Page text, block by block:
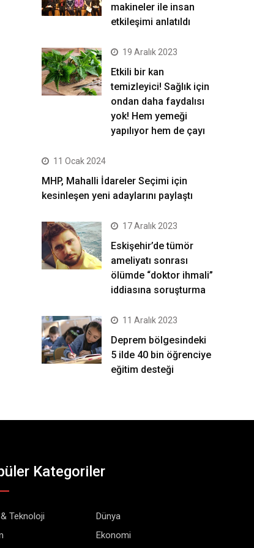
makineler ile insan
etkileşimi anlatıldı
19 Aralık 2023
Etkili bir kan
temizleyici! Sağlık için
ondan daha faydalısı
yok! Hem yemeği
yapılıyor hem de çayı
11 Ocak 2024
MHP, Mahalli İdareler Seçimi için
kesinleşen yeni adaylarını paylaştı
17 Aralık 2023
Eskişehir’de tümör
ameliyatı sonrası
ölümde “doktor ihmali”
iddiasına soruşturma
11 Aralık 2023
Deprem bölgesindeki
5 ilde 40 bin öğrenciye
eğitim desteği
Kategoriler
Teknoloji
Dünya
Ekonomi